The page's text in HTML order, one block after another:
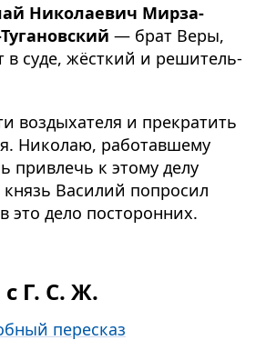
Николаевич Мирза-
— брат Веры,
в суде, жёст­кий и реши­тель­
воздыхателя и прекратить
Николаю, работавшему
привлечь к этому делу
Василий попросил
это дело посторонних.
Г. С. Ж.
пересказ